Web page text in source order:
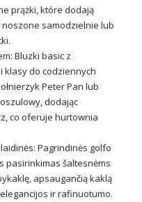
prążki, które dodają
samodzielnie lub
Bluzki basic z
klasy do codziennych
Peter Pan lub
dodając
co oferuje hurtownia
Pagrindinės golfo
pasirinkimas šaltesnėms
apsaugančią kaklą
ir rafinuotumo.